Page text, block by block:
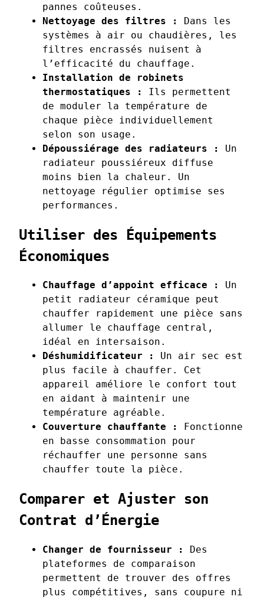
pannes coûteuses.
Nettoyage des filtres :
Dans les
systèmes à air ou chaudières, les
filtres encrassés nuisent à
l’efficacité du chauffage.
Installation de robinets
thermostatiques :
Ils permettent
de moduler la température de
chaque pièce individuellement
selon son usage.
Dépoussiérage des radiateurs :
Un
radiateur poussiéreux diffuse
moins bien la chaleur. Un
nettoyage régulier optimise ses
performances.
Utiliser des Équipements
Économiques
Chauffage d’appoint efficace :
Un
petit radiateur céramique peut
chauffer rapidement une pièce sans
allumer le chauffage central,
idéal en intersaison.
Déshumidificateur :
Un air sec est
plus facile à chauffer. Cet
appareil améliore le confort tout
en aidant à maintenir une
température agréable.
Couverture chauffante :
Fonctionne
en basse consommation pour
réchauffer une personne sans
chauffer toute la pièce.
Comparer et Ajuster son
Contrat d’Énergie
Changer de fournisseur :
Des
plateformes de comparaison
permettent de trouver des offres
plus compétitives, sans coupure ni